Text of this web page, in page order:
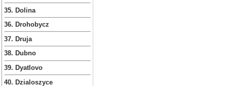
35. Dolina
36. Drohobycz
37. Druja
38. Dubno
39. Dyatlovo
40. Dzialoszyce